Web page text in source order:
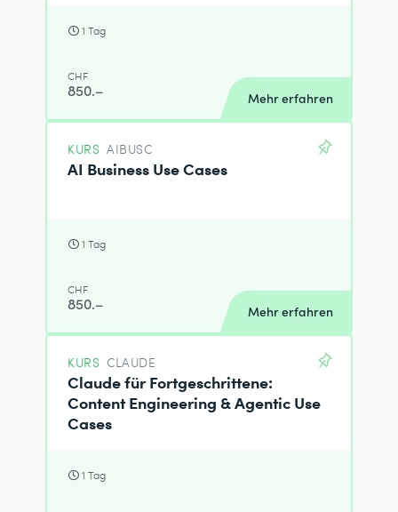
1 Tag
CHF
850.– Mehr erfahren
KURS AIBUSC
AI Business Use Cases
1 Tag
CHF
850.– Mehr erfahren
KURS CLAUDE
Claude für Fortgeschrittene:
Content Engineering & Agentic Use
Cases
1 Tag